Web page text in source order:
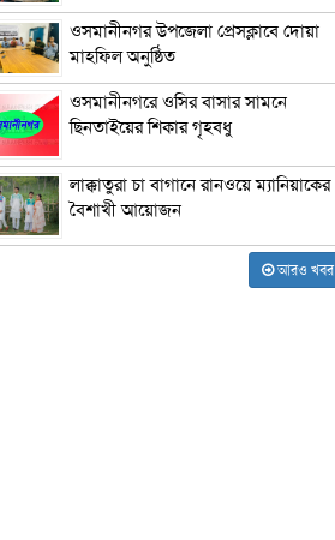
ওসমানীনগর উপজেলা প্রেসক্লাবে দোয়া
মাহফিল অনুষ্ঠিত
ওসমানীনগরে ওসির বাসার সামনে
ছিনতাইয়ের শিকার গৃহবধু
লাক্কাতুরা চা বাগানে রানওয়ে ম্যানিয়াকের
বৈশাখী আয়োজন
আরও খবর